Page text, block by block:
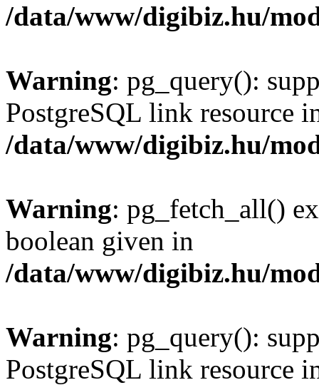
/data/www/digibiz.hu/
Warning: pg_query():
PostgreSQL link resource
/data/www/digibiz.hu/
Warning: pg_fetch_all()
boolean given in
/data/www/digibiz.hu/
Warning: pg_query():
PostgreSQL link resource